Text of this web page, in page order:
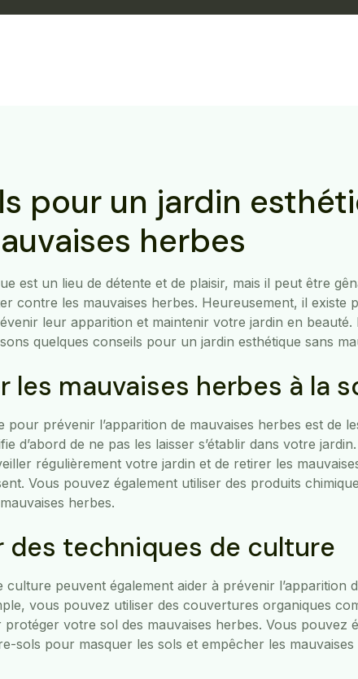
pour un jardin
herbes
est un lieu de détente et de plaisir, mais il peut être
contre les mauvaises herbes. Heureusement, il existe
leur apparition et maintenir votre jardin en beauté.
quelques conseils pour un jardin esthétique sans
les mauvaises herbes à la
pour prévenir l’apparition de mauvaises herbes est de
d’abord de ne pas les laisser s’établir dans votre
régulièrement votre jardin et de retirer les
Vous pouvez également utiliser des produits
herbes.
des techniques de culture
culture peuvent également aider à prévenir l’apparition
vous pouvez utiliser des couvertures organiques
votre sol des mauvaises herbes. Vous pouvez
sols pour masquer les sols et empêcher les mauvaises